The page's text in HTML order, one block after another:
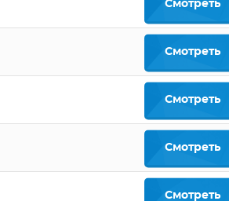
Смотреть
Смотреть
Смотреть
Смотреть
Смотреть